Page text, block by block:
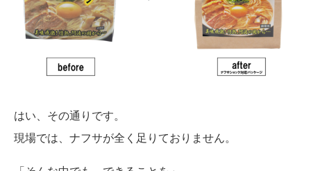
はい、その通りです。
現場では、ナフサが全く足りておりません。